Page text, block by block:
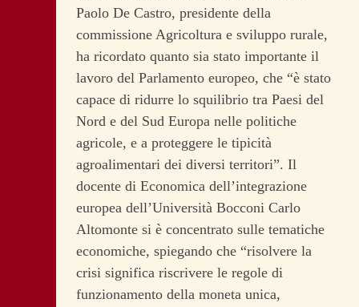
Paolo De Castro, presidente della
commissione Agricoltura e sviluppo rurale,
ha ricordato quanto sia stato importante il
lavoro del Parlamento europeo, che “è stato
capace di ridurre lo squilibrio tra Paesi del
Nord e del Sud Europa nelle politiche
agricole, e a proteggere le tipicità
agroalimentari dei diversi territori”. Il
docente di Economica dell’integrazione
europea dell’Università Bocconi Carlo
Altomonte si è concentrato sulle tematiche
economiche, spiegando che “risolvere la
crisi significa riscrivere le regole di
funzionamento della moneta unica,